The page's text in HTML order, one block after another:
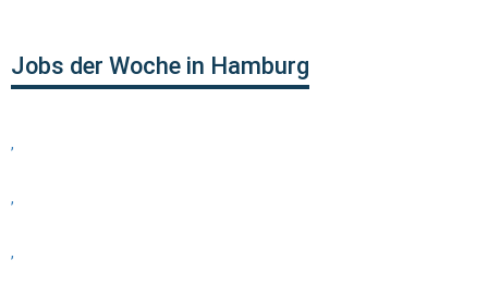
Jobs der Woche in Hamburg
,
,
,